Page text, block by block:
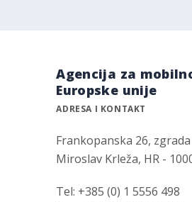
Agencija za
Europske unije
ADRESA I KONTAKT
Frankopanska 26,
Miroslav Krleža, HR -
Tel: +385 (0) 1 5556 498